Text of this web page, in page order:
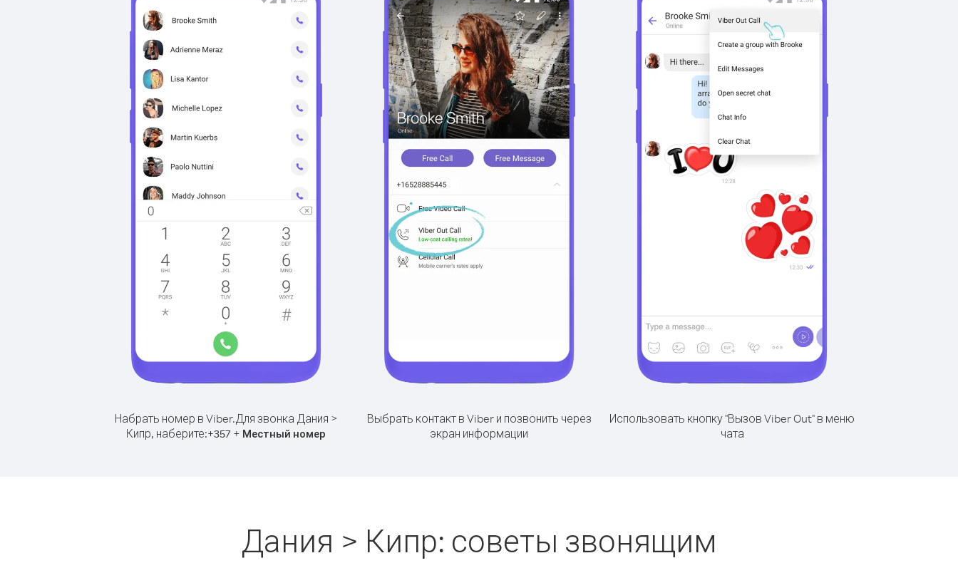
Набрать номер в Viber.Для звонка Дания >
Кипр, наберите:+357 + Местный номер
Выбрать контакт в Viber и позвонить через
экран информации
Использовать кнопку "Вызов Viber Out" в меню
чата
Дания > Кипр: советы звонящим